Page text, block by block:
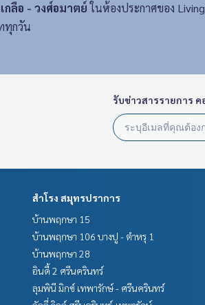
ลือ - วงศ์อมาตย์ในห้องประกาศของ
ทุกวัน
รับข่าวสารรายการ ค
สำโรง สมุทรปราการ
บ้านพฤกษา 15
บ้านพฤกษา 106 บางปู - ตำหรุ 1
บ้านพฤกษา 28
อินดี้ 2 ศรีนครินทร์
ลุมพินี มิกซ์ เทพารักษ์ - ศรีนครินทร์